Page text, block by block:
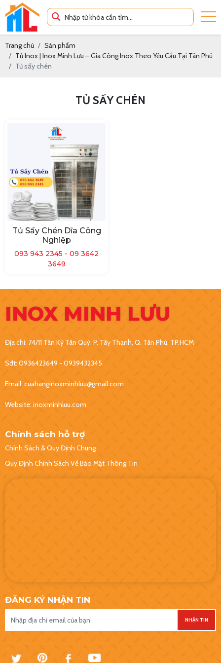
Trang chủ
Sản phẩm
Tủ Inox | Inox Minh Lưu – Gia Công Inox Theo Yêu Cầu Tại Tân Phú
Tủ sấy chén
TỦ SẤY CHÉN
Tủ Sấy Chén Dĩa Công
Nghiệp
093 943 2345 - 09 3642
3649
INOX MINH LƯU
Địa chỉ: 74/11 Tân Kỳ Tân Quý, P. Tây Thạnh, Q. Tân Phú, TP.HCM
Sđt: 0936423649 - 0939432345
Email: cuahanginoxminhluu@gmail.com
Website: inoxminhluu.com
Chính sách hỗ trợ
Chính Sách & Quy Định Chung
Quy Định Chính Sách Về Bảo Mật Thông Tin
ĐĂNG KÝ NHẬN TIN
NHẬN TIN